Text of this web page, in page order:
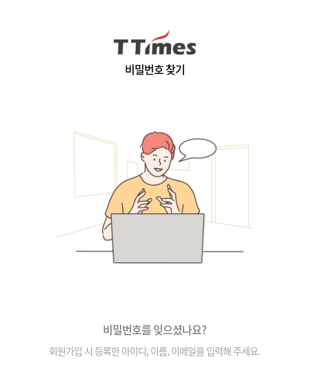
비밀번호 찾기
비밀번호를 잊으셨나요?
회원가입 시 등록한 아이디, 이름, 이메일을 입력해 주세요.